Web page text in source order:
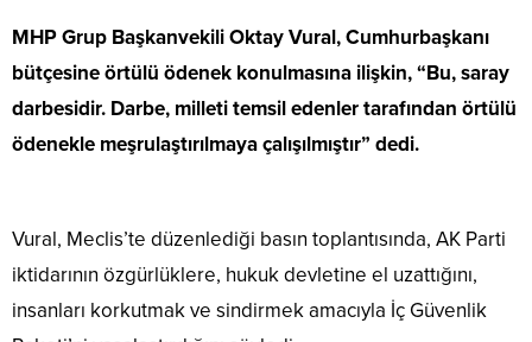
MHP Grup Başkanvekili Oktay Vural, Cumhurbaşkanı
bütçesine örtülü ödenek konulmasına ilişkin, “Bu, saray
darbesidir. Darbe, milleti temsil edenler tarafından örtülü
ödenekle meşrulaştırılmaya çalışılmıştır” dedi.
Vural, Meclis’te düzenlediği basın toplantısında, AK Parti
iktidarının özgürlüklere, hukuk devletine el uzattığını,
insanları korkutmak ve sindirmek amacıyla İç Güvenlik